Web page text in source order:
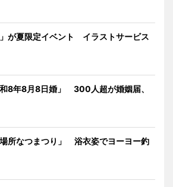
が夏限定イベント イラストサービス
8年8月8日婚」 300人超が婚姻届、
所なつまつり」 浴衣姿でヨーヨー釣